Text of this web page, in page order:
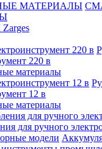
220 в
материалы
12 в
материалы
для ручного